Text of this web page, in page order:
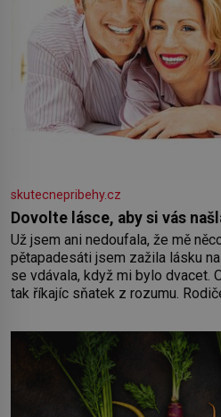
skutecnepribehy.cz
Dovolte lásce, aby si vás
Už jsem ani nedoufala, že mě
pětapadesáti jsem zažila lásku
se vdávala, když mi bylo dvacet.
tak říkajíc sňatek z rozumu.
oběma moc nesvědčilo, brzy